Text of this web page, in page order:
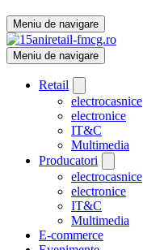
Meniu de navigare
Meniu de navigare
Retail
electrocasnice
electronice
IT&C
Multimedia
Producatori
electrocasnice
electronice
IT&C
Multimedia
E-commerce